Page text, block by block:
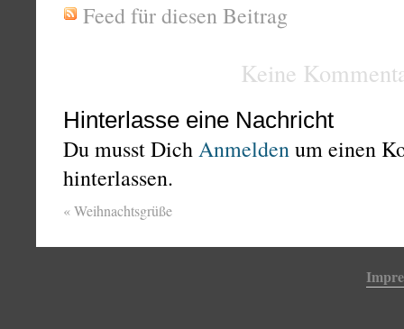
Feed für diesen Beitrag
Keine
Hinterlasse eine Nachricht
Du musst DichAnmeldenum einen
hinterlassen.
«Weihnachtsgrüße